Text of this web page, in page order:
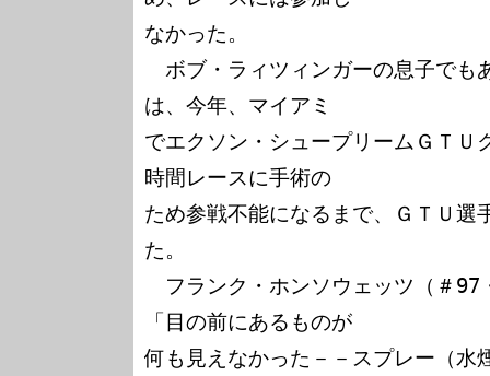
なかった。
ボブ・ラィツィンガーの息子でも
は、今年、マイアミ
でエクソン・シュープリームＧＴＵ
時間レースに手術の
ため参戦不能になるまで、ＧＴＵ選
た。
フランク・ホンソウェッツ（＃97
「目の前にあるものが
何も見えなかった－－スプレー（水